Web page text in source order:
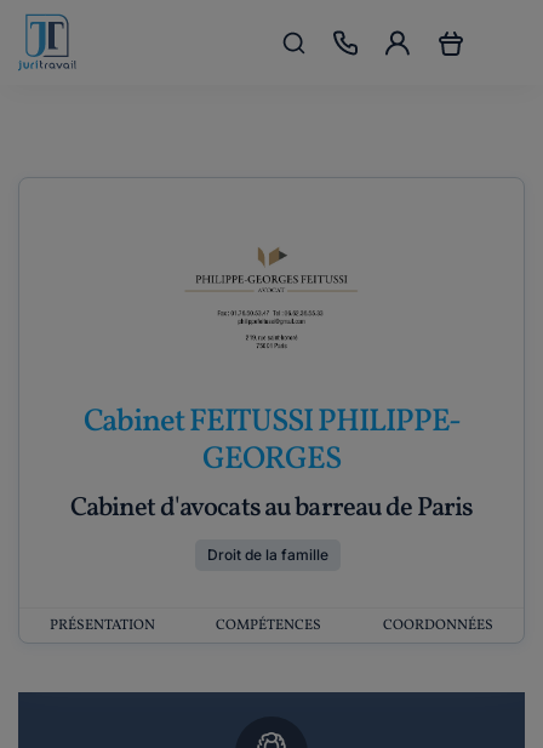
Cabinet FEITUSSI PHILIPPE-
GEORGES
Cabinet d'avocats au barreau de Paris
Droit de la famille
PRÉSENTATION COMPÉTENCES COORDONNÉES